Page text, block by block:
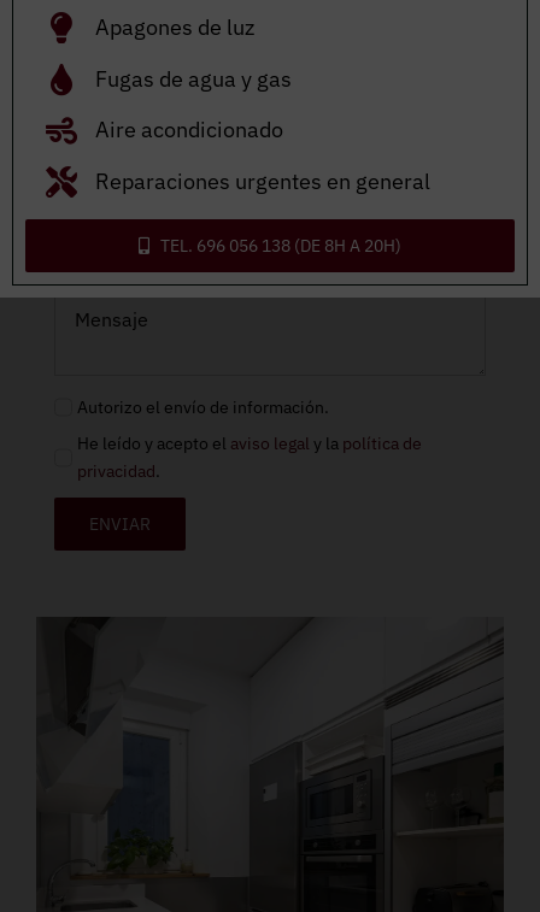
Adjuntar archivo
Autorizo el envío de información.
He leído y acepto el aviso legal y la política de
privacidad.
ENVIAR
Apagones de luz
Fugas de agua y gas
Aire acondicionado
Reparaciones urgentes en general
TEL. 696 056 138 (DE 8H A 20H)